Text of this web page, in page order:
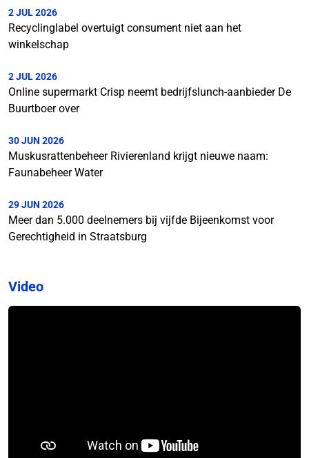
2 JUL 2026
Recyclinglabel overtuigt consument niet aan het
winkelschap
2 JUL 2026
Online supermarkt Crisp neemt bedrijfslunch-aanbieder De
Buurtboer over
30 JUN 2026
Muskusrattenbeheer Rivierenland krijgt nieuwe naam:
Faunabeheer Water
29 JUN 2026
Meer dan 5.000 deelnemers bij vijfde Bijeenkomst voor
Gerechtigheid in Straatsburg
Video